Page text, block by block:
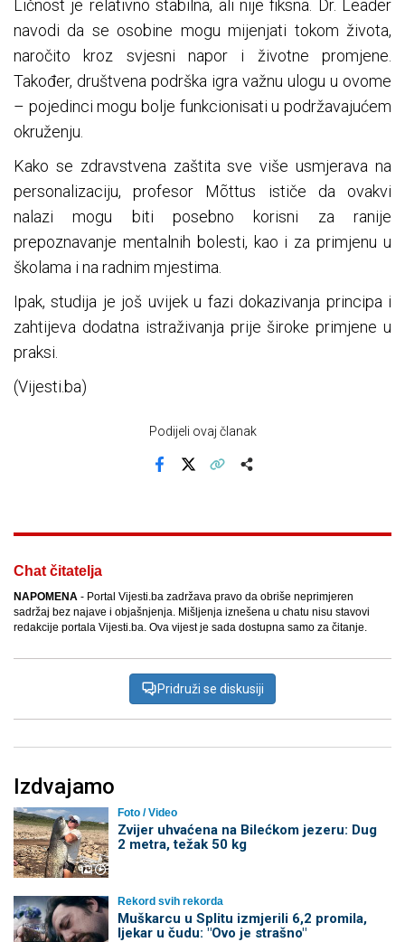
Ličnost je relativno stabilna, ali nije fiksna. Dr. Leader
navodi da se osobine mogu mijenjati tokom života,
naročito kroz svjesni napor i životne promjene.
Također, društvena podrška igra važnu ulogu u ovome
– pojedinci mogu bolje funkcionisati u podržavajućem
okruženju.
Kako se zdravstvena zaštita sve više usmjerava na
personalizaciju, profesor Mõttus ističe da ovakvi
nalazi mogu biti posebno korisni za ranije
prepoznavanje mentalnih bolesti, kao i za primjenu u
školama i na radnim mjestima.
Ipak, studija je još uvijek u fazi dokazivanja principa i
zahtijeva dodatna istraživanja prije široke primjene u
praksi.
(Vijesti.ba)
Podijeli ovaj članak
Chat čitatelja
NAPOMENA - Portal Vijesti.ba zadržava pravo da obriše neprimjeren
sadržaj bez najave i objašnjenja. Mišljenja iznešena u chatu nisu stavovi
redakcije portala Vijesti.ba. Ova vijest je sada dostupna samo za čitanje.
Pridruži se diskusiji
Izdvajamo
Foto / Video
Zvijer uhvaćena na Bilećkom jezeru: Dug
2 metra, težak 50 kg
Rekord svih rekorda
Muškarcu u Splitu izmjerili 6,2 promila,
ljekar u čudu: "Ovo je strašno"